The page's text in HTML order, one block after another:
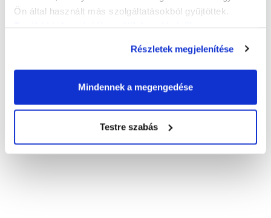
Ön által használt más szolgáltatásokból gyűjtöttek.
Részletek megjelenítése
Mindennek a megengedése
Testre szabás